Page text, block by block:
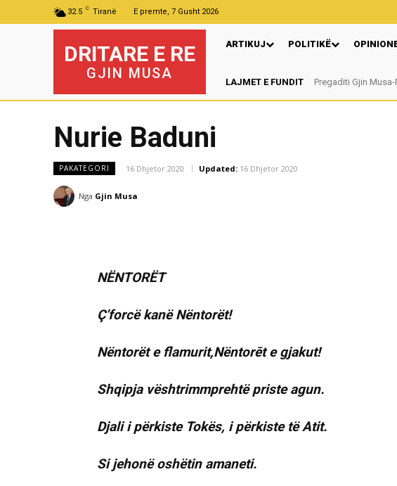
32.5 C Tiranë E premte, 7 Gusht 2026
DRITARE E RE
GJIN MUSA
ARTIKUJ POLITIKË
LAJMET E FUNDITPregaditi Gjin Musa-
Nga: Ndue Dedaj
Nurie Baduni
PAKATEGORI 16 Dhjetor 2020 Updated: 16 Dhjetor 2020
Nga Gjin Musa
NËNTORËT
Ç’forcë kanë Nëntorët!
Nëntorët e flamurit,Nëntorēt e gjakut!
Shqipja vështrimmprehtë priste agun.
Djali i përkiste Tokës, i përkiste të Atit.
Si jehonë oshëtin amaneti.